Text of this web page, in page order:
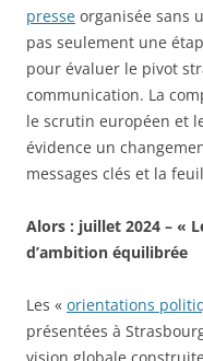
presse organisée sans
pas seulement une
pour évaluer le pivot
communication. La
le scrutin européen et
évidence un
messages clés et la
Alors : juillet 2024 – «
d’ambition équilibrée
Les « orientations
présentées à